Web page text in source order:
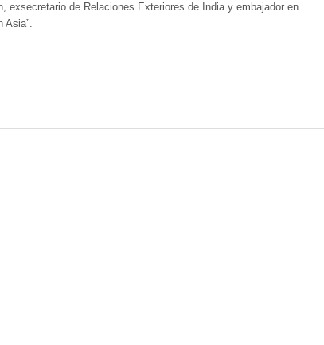
exsecretario de Relaciones Exteriores de India y embajador en
Asia”.